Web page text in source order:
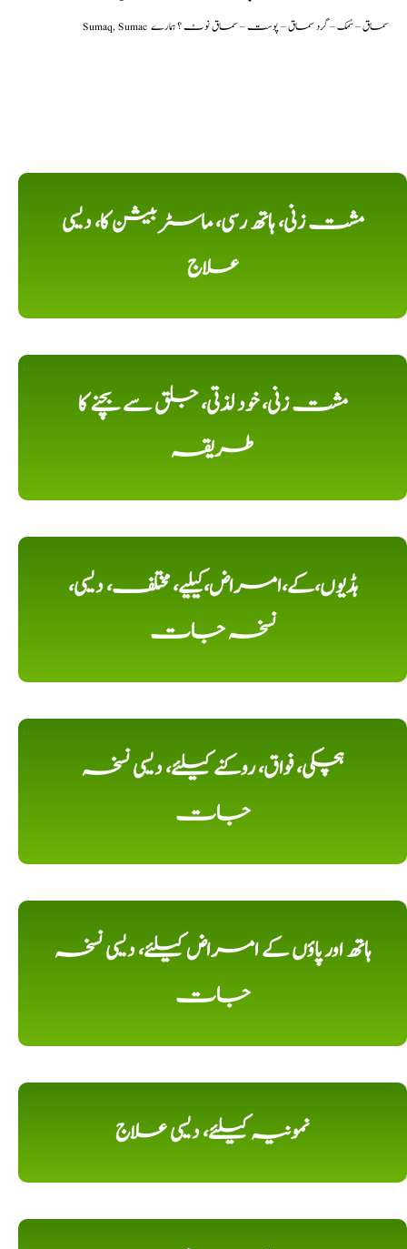
Sumaq, Sumac سماق – سُمک – گرد سماق – پوست – سماق نوٹ ؟ ہمارے
مشت زنی، ہاتھ رسی، ماسٹر بیشن کا، دیسی
علاج
مشت زنی، خود لذتی، جلق سے بچنے کا
طریقہ
ہڈیوں،کے،امراض،کیلیے، مختلف، دیسی،
نسخہ جات
ہچکی، فواق، روکنے کیلئے، دیسی نسخہ
جات
ہاتھ اور پاؤں کے امراض کیلئے، دیسی نسخہ
جات
نمونیہ کیلئے، دیسی علاج